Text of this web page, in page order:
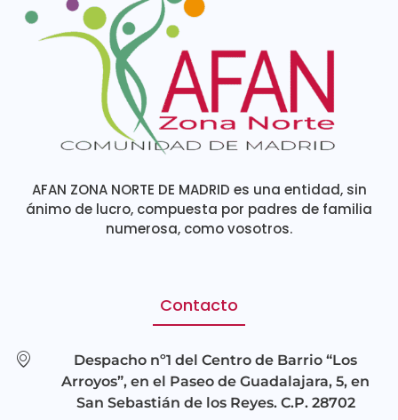
AFAN ZONA NORTE DE MADRID es una entidad, sin
ánimo de lucro, compuesta por padres de familia
numerosa, como vosotros.
Contacto
Despacho nº1 del Centro de Barrio “Los
Arroyos”, en el Paseo de Guadalajara, 5, en
San Sebastián de los Reyes. C.P. 28702